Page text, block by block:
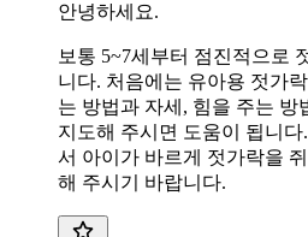
안녕하세요.
보통 5~7세부터 점진적으로
니다. 처음에는 유아용 젓가
는 방법과 자세, 힘을 주는 방
지도해 주시면 도움이 됩니
서 아이가 바르게 젓가락을
해 주시기 바랍니다.